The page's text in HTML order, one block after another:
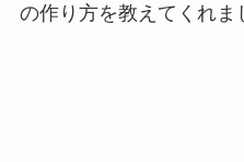
の作り方を教えてくれま